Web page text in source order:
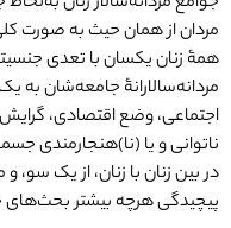
مردان از همان حیث به صورت
همۀ زنان یکسان با تعدی
مردانه‌سالارانۀ جامعه‌شان به
اجتماعی، وضع اقتصادی،
ناتوانی و یا (نا)هنجارمندی
در بین زنان با زنان، از یک ‌سو،
پیچیدگی هرچه بیشتر